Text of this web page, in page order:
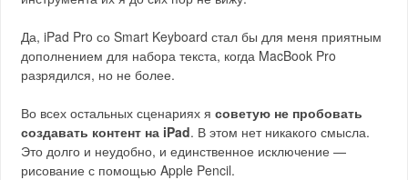
Да, iPad Pro со Smart Keyboard стал бы для меня приятным
дополнением для набора текста, когда MacBook Pro
разрядился, но не более.
Во всех остальных сценариях ясоветую не пробовать
создавать контент на iPad. В этом нет никакого смысла.
Это долго и неудобно, и единственное исключение —
рисование с помощью Apple Pencil.